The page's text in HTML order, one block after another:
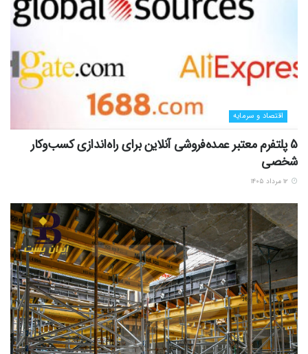
اقتصاد و سرمایه
5 پلتفرم معتبر عمده‌فروشی آنلاین برای راه‌اندازی کسب‌وکار
شخصی